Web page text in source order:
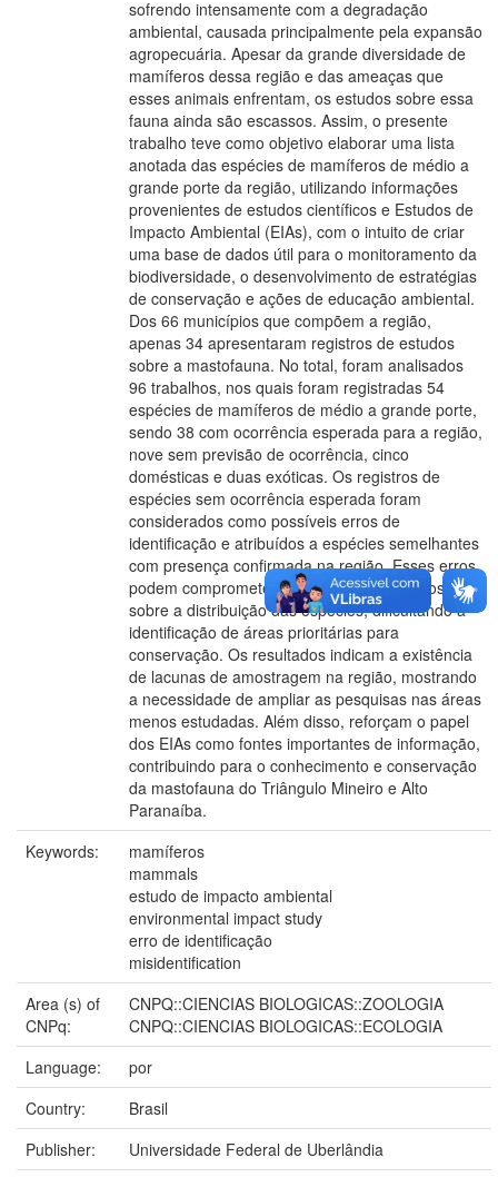
sofrendo intensamente com a degradação
ambiental, causada principalmente pela expansão
agropecuária. Apesar da grande diversidade de
mamíferos dessa região e das ameaças que
esses animais enfrentam, os estudos sobre essa
fauna ainda são escassos. Assim, o presente
trabalho teve como objetivo elaborar uma lista
anotada das espécies de mamíferos de médio a
grande porte da região, utilizando informações
provenientes de estudos científicos e Estudos de
Impacto Ambiental (EIAs), com o intuito de criar
uma base de dados útil para o monitoramento da
biodiversidade, o desenvolvimento de estratégias
de conservação e ações de educação ambiental.
Dos 66 municípios que compõem a região,
apenas 34 apresentaram registros de estudos
sobre a mastofauna. No total, foram analisados
96 trabalhos, nos quais foram registradas 54
espécies de mamíferos de médio a grande porte,
sendo 38 com ocorrência esperada para a região,
nove sem previsão de ocorrência, cinco
domésticas e duas exóticas. Os registros de
espécies sem ocorrência esperada foram
considerados como possíveis erros de
identificação e atribuídos a espécies semelhantes
com presença confirmada na região. Esses erros
podem comprometer a precisão dos estudos
sobre a distribuição das espécies, dificultando a
identificação de áreas prioritárias para
conservação. Os resultados indicam a existência
de lacunas de amostragem na região, mostrando
a necessidade de ampliar as pesquisas nas áreas
menos estudadas. Além disso, reforçam o papel
dos EIAs como fontes importantes de informação,
contribuindo para o conhecimento e conservação
da mastofauna do Triângulo Mineiro e Alto
Paranaíba.
Keywords:
mamíferos
mammals
estudo de impacto ambiental
environmental impact study
erro de identificação
misidentification
Area (s) of
CNPq:
CNPQ::CIENCIAS BIOLOGICAS::ZOOLOGIA
CNPQ::CIENCIAS BIOLOGICAS::ECOLOGIA
Language:
por
Country:
Brasil
Publisher:
Universidade Federal de Uberlândia